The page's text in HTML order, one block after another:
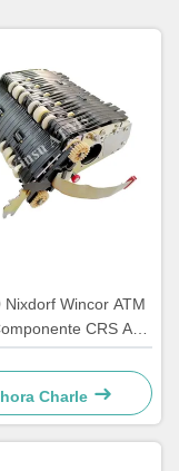
Nixdorf Wincor ATM
CRS ATS
de centralización AU
1750134478
Charle